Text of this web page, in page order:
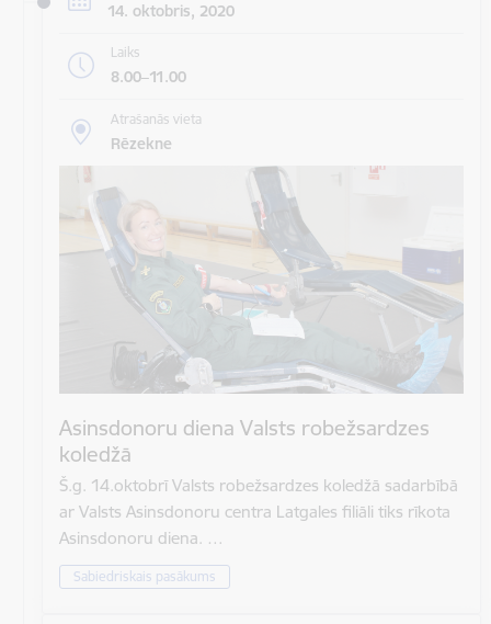
14. oktobris, 2020
Laiks
8.00–11.00
Atrašanās vieta
Rēzekne
Asinsdonoru diena Valsts robežsardzes
koledžā
Š.g. 14.oktobrī Valsts robežsardzes koledžā sadarbībā
ar Valsts Asinsdonoru centra Latgales filiāli tiks rīkota
Asinsdonoru diena. …
Sabiedriskais pasākums